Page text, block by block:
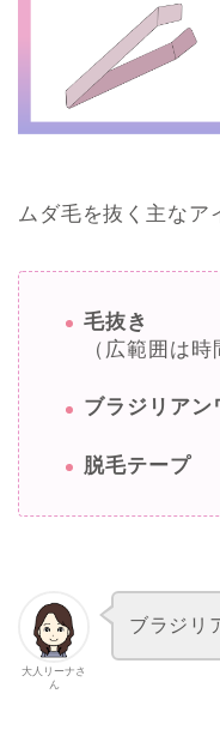
ムダ毛を抜く主なア
毛抜き
（広範囲は
ブラジリアン
脱毛テープ
大人リーナさ
ん
ブラジリ